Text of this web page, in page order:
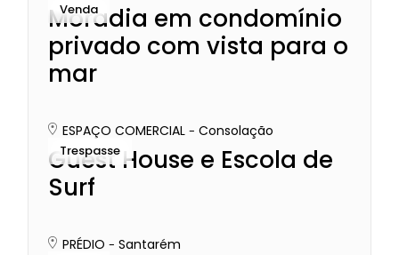
Venda
Moradia em condomínio
privado com vista para o
mar
Trespasse
ESPAÇO COMERCIAL Consolação
Guest House e Escola de
Surf
PRÉDIO Santarém